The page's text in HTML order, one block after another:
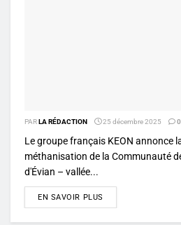
PARLA RÉDACTION 25 décembre 2025 0
Le groupe français KEON annonce
méthanisation de la Communauté
d'Évian – vallée...
EN SAVOIR PLUS